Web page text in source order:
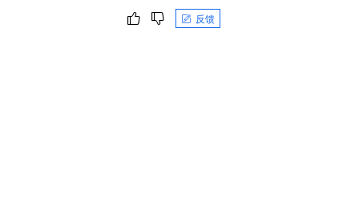
反馈